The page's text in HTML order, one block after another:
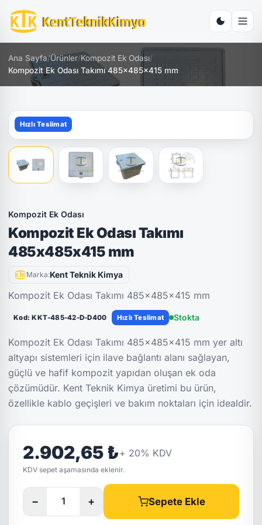
Ana Sayfa/Ürünler/Kompozit Ek Odası/
Kompozit Ek Odası Takımı 485x485x415 mm
Hızlı Teslimat
Kompozit Ek Odası
Kompozit Ek Odası Takımı
485x485x415 mm
Marka:Kent Teknik Kimya
Kompozit Ek Odası Takımı 485x485x415 mm
Kod: KKT-485-42-D-D400 Hızlı Teslimat Stokta
Kompozit Ek Odası Takımı 485x485x415 mm yer altı
altyapı sistemleri için ilave bağlantı alanı sağlayan,
güçlü ve hafif kompozit yapıdan oluşan ek oda
çözümüdür. Kent Teknik Kimya üretimi bu ürün,
özellikle kablo geçişleri ve bakım noktaları için idealdir.
2.902,65 ₺+ 20% KDV
KDV sepet aşamasında eklenir.
− + Sepete Ekle